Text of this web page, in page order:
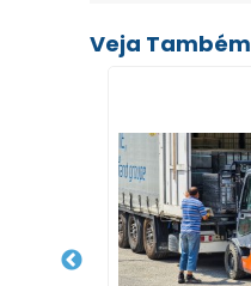
Veja Também